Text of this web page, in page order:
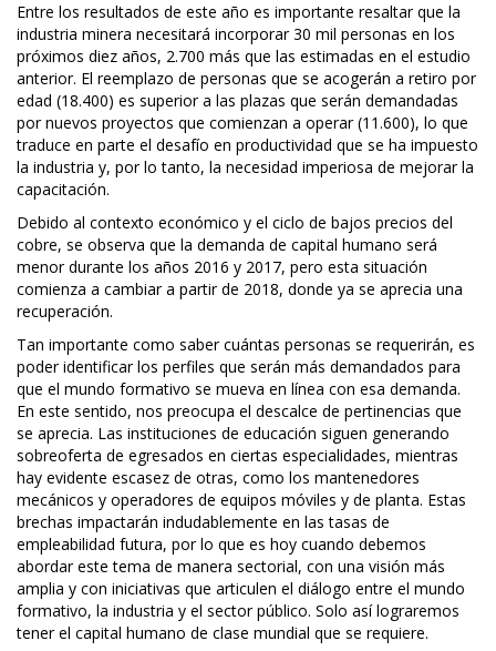
Entre los resultados de este año es importante resaltar que la
industria minera necesitará incorporar 30 mil personas en los
próximos diez años, 2.700 más que las estimadas en el estudio
anterior. El reemplazo de personas que se acogerán a retiro por
edad (18.400) es superior a las plazas que serán demandadas
por nuevos proyectos que comienzan a operar (11.600), lo que
traduce en parte el desafío en productividad que se ha impuesto
la industria y, por lo tanto, la necesidad imperiosa de mejorar la
capacitación.
Debido al contexto económico y el ciclo de bajos precios del
cobre, se observa que la demanda de capital humano será
menor durante los años 2016 y 2017, pero esta situación
comienza a cambiar a partir de 2018, donde ya se aprecia una
recuperación.
Tan importante como saber cuántas personas se requerirán, es
poder identificar los perfiles que serán más demandados para
que el mundo formativo se mueva en línea con esa demanda.
En este sentido, nos preocupa el descalce de pertinencias que
se aprecia. Las instituciones de educación siguen generando
sobreoferta de egresados en ciertas especialidades, mientras
hay evidente escasez de otras, como los mantenedores
mecánicos y operadores de equipos móviles y de planta. Estas
brechas impactarán indudablemente en las tasas de
empleabilidad futura, por lo que es hoy cuando debemos
abordar este tema de manera sectorial, con una visión más
amplia y con iniciativas que articulen el diálogo entre el mundo
formativo, la industria y el sector público. Solo así lograremos
tener el capital humano de clase mundial que se requiere.